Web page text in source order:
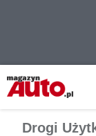
Pamiętaj!
Drogi